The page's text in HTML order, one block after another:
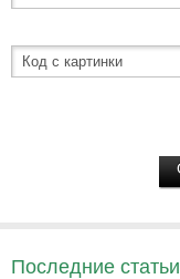
Последние статьи